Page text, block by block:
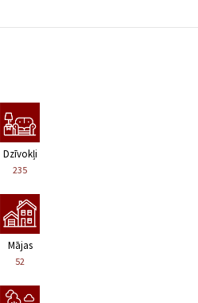
Dzīvokļi
235
Mājas
52